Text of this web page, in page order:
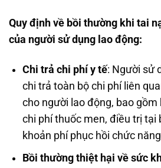
Quy định về bồi thường khi tai
của người sử dụng lao động:
Chi trả chi phí y tế: Người sử
chi trả toàn bộ chi phí liên
cho người lao động, bao gồm
chi phí thuốc men, điều trị tại
khoản phí phục hồi chức
Bồi thường thiệt hại về sức